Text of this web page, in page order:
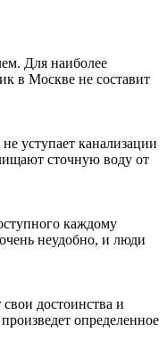
Для наиболее
в Москве не составит
уступает канализации
сточную воду от
каждому
неудобно, и люди
достоинства и
определенное